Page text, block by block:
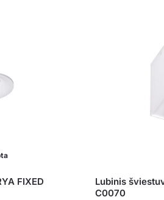
FIXED
Lubinis
C0070